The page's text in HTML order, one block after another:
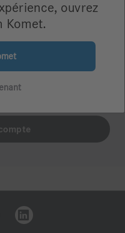
client Komet
de produits chez Komet
de client à portée de
ouvrez
Komet.